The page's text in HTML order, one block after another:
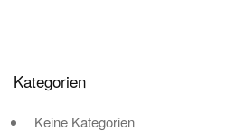
Kategorien
Keine Kategorien